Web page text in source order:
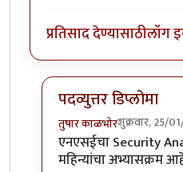
प्रतिसाद देण्यासाठीलॉग
पदव्युत्तर डिप्लोमा
तुषार काळभोरशुक्रवार, 25/
In reply toवा ! मस्त !!
एनएसईचा Security
महिन्यांचा अभ्यासक्रम